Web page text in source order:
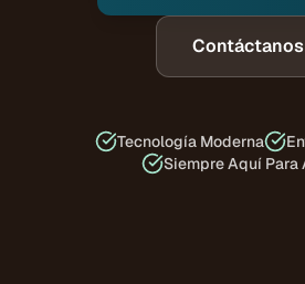
Contáctanos
Tecnología Moderna
Siempre Aquí Para